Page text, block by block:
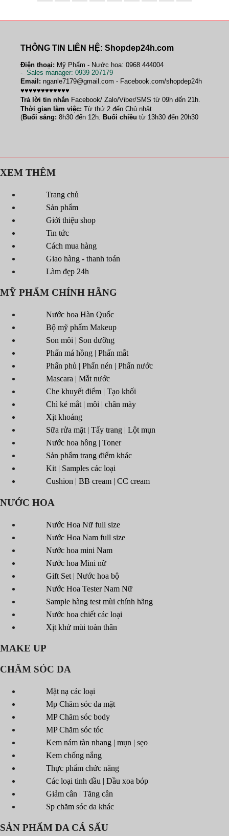
THÔNG TIN LIÊN HỆ: Shopdep24h.com
Điện thoại: Mỹ Phẩm - Nước hoa: 0968 444004
- Sales manager: 0939 207179
Email: nganle7179@gmail.com - Facebook.com/shopdep24h
♥♥♥♥♥♥♥♥♥♥♥♥
Trả lời tin nhắn Facebook/ Zalo/Viber/SMS từ 09h đến 21h.
Thời gian làm việc: Từ thứ 2 đến Chủ nhật
(Buổi sáng: 8h30 đến 12h. Buổi chiều từ 13h30 đến 20h30
XEM THÊM
Trang chủ
Sản phẩm
Giới thiệu shop
Tin tức
Cách mua hàng
Giao hàng - thanh toán
Làm đẹp 24h
MỸ PHẨM CHÍNH HÃNG
Nước hoa Hàn Quốc
Bộ mỹ phẩm Makeup
Son môi | Son dưỡng
Phấn má hồng | Phấn mắt
Phấn phủ | Phấn nén | Phấn nước
Mascara | Mắt nước
Che khuyết điểm | Tạo khối
Chì kẻ mắt | môi | chân mày
Xịt khoáng
Sữa rửa mặt | Tẩy trang | Lột mụn
Nước hoa hồng | Toner
Sản phẩm trang điểm khác
Kit | Samples các loại
Cushion | BB cream | CC cream
NƯỚC HOA
Nước Hoa Nữ full size
Nước Hoa Nam full size
Nước hoa mini Nam
Nước hoa Mini nữ
Gift Set | Nước hoa bộ
Nước Hoa Tester Nam Nữ
Sample hàng test mùi chính hãng
Nước hoa chiết các loại
Xịt khử mùi toàn thân
MAKE UP
CHĂM SÓC DA
Mặt nạ các loại
Mp Chăm sóc da mặt
MP Chăm sóc body
MP Chăm sóc tóc
Kem nám tàn nhang | mụn | sẹo
Kem chống nắng
Thực phẩm chức năng
Các loại tinh dầu | Dầu xoa bóp
Giảm cân | Tăng cân
Sp chăm sóc da khác
SẢN PHẨM DA CÁ SẤU